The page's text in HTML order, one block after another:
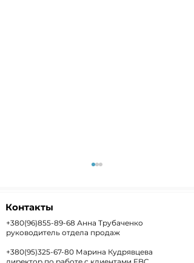
Контакты
+380(96)855-89-68 Анна Трубаченко
руководитель отдела продаж
+380(95)325-67-80 Марина Кудрявцева